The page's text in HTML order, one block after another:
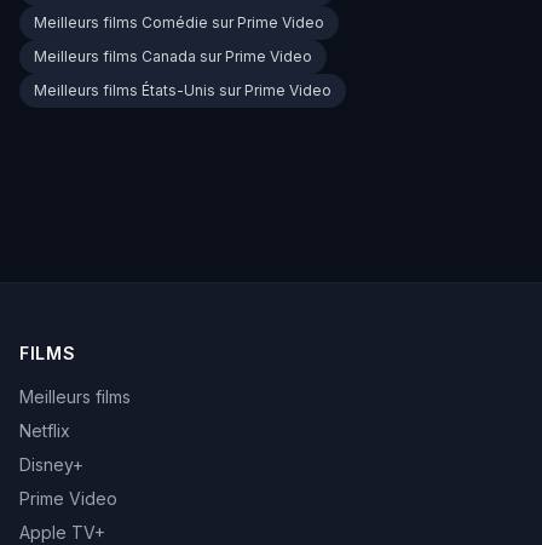
Meilleurs films Comédie sur Prime Video
Meilleurs films Canada sur Prime Video
Meilleurs films États-Unis sur Prime Video
FILMS
Meilleurs films
Netflix
Disney+
Prime Video
Apple TV+